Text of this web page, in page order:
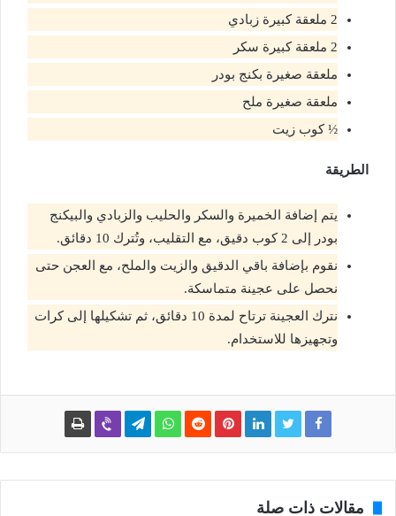
2 ملعقة كبيرة زبادي
2 ملعقة كبيرة سكر
ملعقة صغيرة بكنج بودر
ملعقة صغيرة ملح
½ كوب زيت
الطريقة
يتم إضافة الخميرة والسكر والحليب والزبادي والبيكنج
بودر إلى 2 كوب دقيق، مع التقليب، وتُترك 10 دقائق.
نقوم بإضافة باقي الدقيق والزيت والملح، مع العجن حتى
نحصل على عجينة متماسكة.
نترك العجينة ترتاح لمدة 10 دقائق، ثم تشكيلها إلى كرات
وتجهيزها للاستخدام.
مقالات ذات صلة